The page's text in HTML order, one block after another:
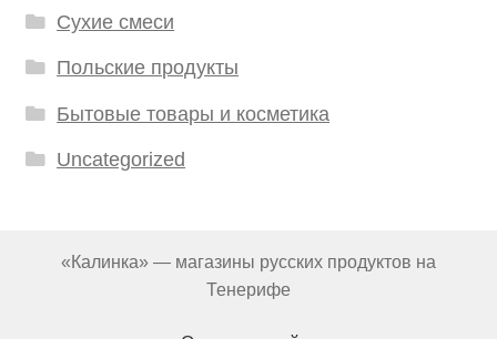
Сухие смеси
Польские продукты
Бытовые товары и косметика
Uncategorized
«Калинка» — магазины русских продуктов на
Тенерифе